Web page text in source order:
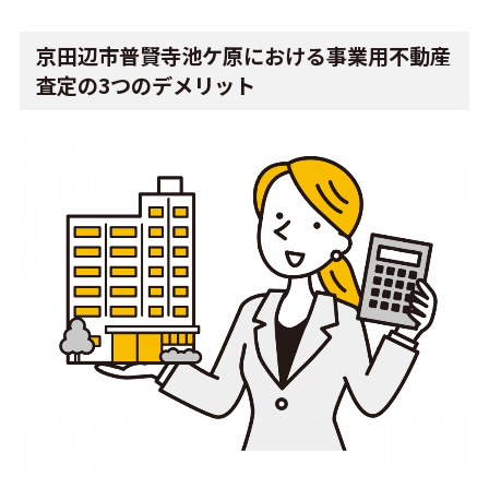
京田辺市普賢寺池ケ原における事業用不動産
査定の3つのデメリット